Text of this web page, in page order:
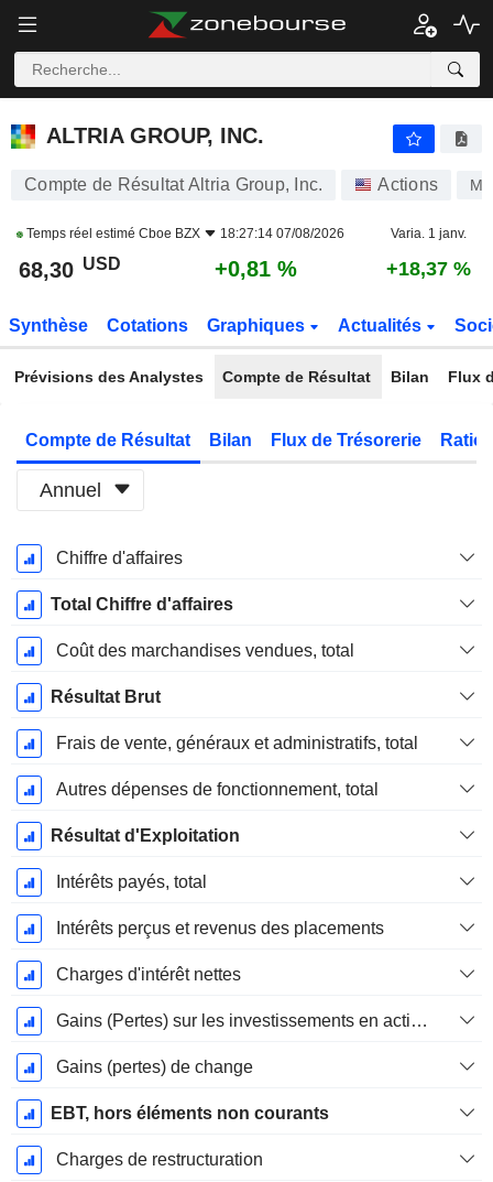
ALTRIA GROUP, INC.
ALTRIA GROUP, INC.
Compte de Résultat Altria Group, Inc. Actions
Temps réel estimé Cboe BZX 18:27:14 07/08/2026 Varia. 1 janv.
68,30 USD +0,81 % +18,37 %
Synthèse Cotations Graphiques Actualités
Prévisions des Analystes Compte de Résultat Bilan Flux
Compte de Résultat Bilan Flux de Trésorerie
Annuel
Période
Fiscale:
Décembre
Chiffre d'affaires
Total Chiffre d'affaires
Coût des marchandises vendues, total
Résultat Brut
Frais de vente, généraux et administratifs, total
Autres dépenses de fonctionnement, total
Résultat d'Exploitation
Intérêts payés, total
Intérêts perçus et revenus des placements
Charges d'intérêt nettes
Gains (Pertes) sur les investissements en actions
Gains (pertes) de change
EBT, hors éléments non courants
Charges de restructuration